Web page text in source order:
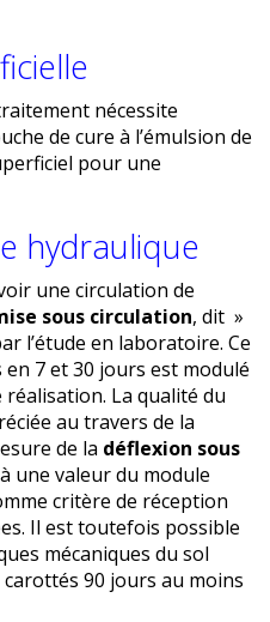
nécessite
de cure à l’émulsion de
pour une
hydraulique
une circulation de
sous circulation, dit »
l’étude en laboratoire. Ce
7 et 30 jours est modulé
La qualité du
au travers de la
de la déflexion sous
une valeur du module
critère de réception
Il est toutefois possible
mécaniques du sol
90 jours au moins